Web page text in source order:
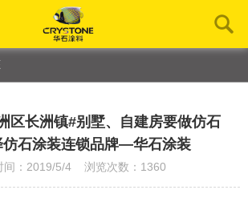
区长洲镇#别墅、自建房要做仿石
仿石涂装连锁品牌—华石涂装
间：2019/5/4 浏览次数：1360